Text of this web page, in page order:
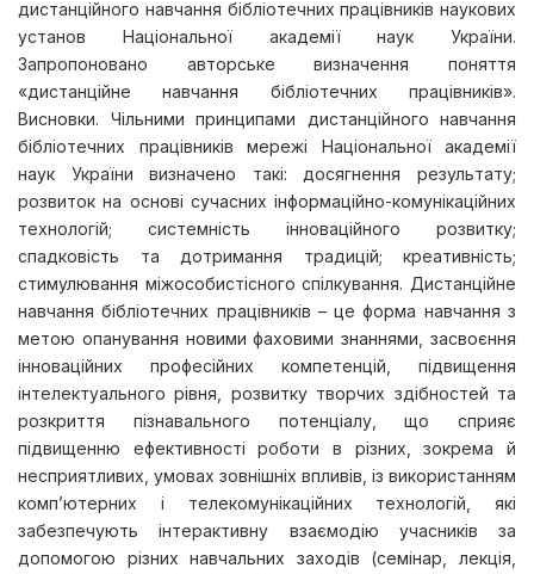
дистанційного навчання бібліотечних працівників наукових
установ Національної академії наук України.
Запропоновано авторське визначення поняття
«дистанційне навчання бібліотечних працівників».
Висновки. Чільними принципами дистанційного навчання
бібліотечних працівників мережі Національної академії
наук України визначено такі: досягнення результату;
розвиток на основі сучасних інформаційно-комунікаційних
технологій; системність інноваційного розвитку;
спадковість та дотримання традицій; креативність;
стимулювання міжособистісного спілкування. Дистанційне
навчання бібліотечних працівників – це форма навчання з
метою опанування новими фаховими знаннями, засвоєння
інноваційних професійних компетенцій, підвищення
інтелектуального рівня, розвитку творчих здібностей та
розкриття пізнавального потенціалу, що сприяє
підвищенню ефективності роботи в різних, зокрема й
несприятливих, умовах зовнішніх впливів, із використанням
комп’ютерних і телекомунікаційних технологій, які
забезпечують інтерактивну взаємодію учасників за
допомогою різних навчальних заходів (семінар, лекція,